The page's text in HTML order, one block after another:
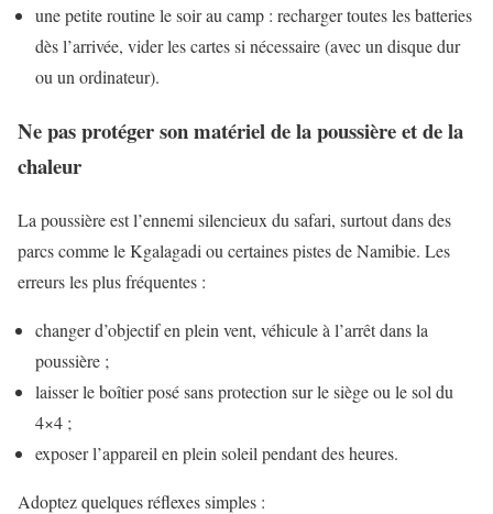
une petite routine le soir au camp : recharger toutes les batteries
dès l’arrivée, vider les cartes si nécessaire (avec un disque dur
ou un ordinateur).
Ne pas protéger son matériel de la poussière et de la
chaleur
La poussière est l’ennemi silencieux du safari, surtout dans des
parcs comme le Kgalagadi ou certaines pistes de Namibie. Les
erreurs les plus fréquentes :
changer d’objectif en plein vent, véhicule à l’arrêt dans la
poussière ;
laisser le boîtier posé sans protection sur le siège ou le sol du
4×4 ;
exposer l’appareil en plein soleil pendant des heures.
Adoptez quelques réflexes simples :